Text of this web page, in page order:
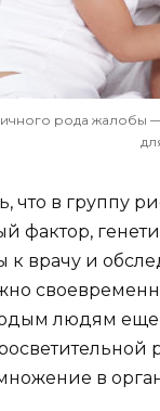
рода жалобы
что в группу
фактор,
к врачу и
людям еще
в